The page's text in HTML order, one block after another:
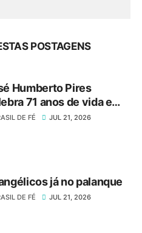
POSTAGENS
Humberto Pires
71 anos de vida e
ao serviço
DE FÉ JUL 21, 2026
já no palanque
DE FÉ JUL 21, 2026